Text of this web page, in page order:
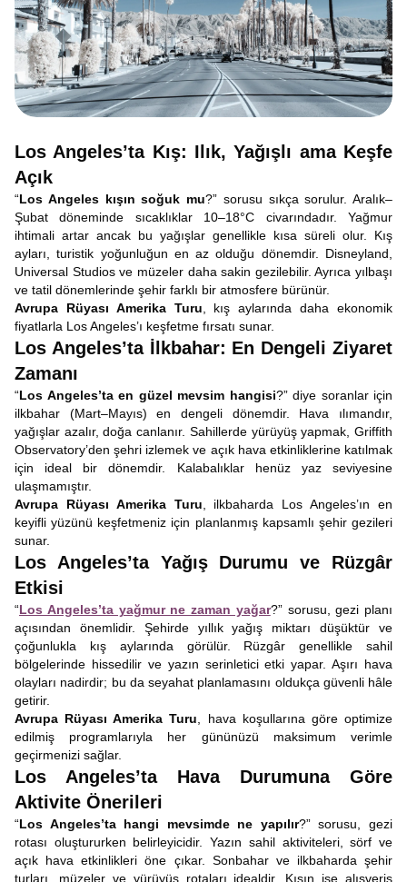
Los Angeles’ta Kış: Ilık, Yağışlı ama Keşfe
Açık
“Los Angeles kışın soğuk mu?” sorusu sıkça sorulur. Aralık–
Şubat döneminde sıcaklıklar 10–18°C civarındadır. Yağmur
ihtimali artar ancak bu yağışlar genellikle kısa süreli olur. Kış
ayları, turistik yoğunluğun en az olduğu dönemdir. Disneyland,
Universal Studios ve müzeler daha sakin gezilebilir. Ayrıca yılbaşı
ve tatil dönemlerinde şehir farklı bir atmosfere bürünür.
Avrupa Rüyası Amerika Turu , kış aylarında daha ekonomik
fiyatlarla Los Angeles’ı keşfetme fırsatı sunar.
Los Angeles’ta İlkbahar: En Dengeli Ziyaret
Zamanı
“Los Angeles’ta en güzel mevsim hangisi?” diye soranlar için
ilkbahar (Mart–Mayıs) en dengeli dönemdir. Hava ılımandır,
yağışlar azalır, doğa canlanır. Sahillerde yürüyüş yapmak, Griffith
Observatory’den şehri izlemek ve açık hava etkinliklerine katılmak
için ideal bir dönemdir. Kalabalıklar henüz yaz seviyesine
ulaşmamıştır.
Avrupa Rüyası Amerika Turu , ilkbaharda Los Angeles’ın en
keyifli yüzünü keşfetmeniz için planlanmış kapsamlı şehir gezileri
sunar.
Los Angeles’ta Yağış Durumu ve Rüzgâr
Etkisi
“Los Angeles’ta yağmur ne zaman yağar?” sorusu, gezi planı
açısından önemlidir. Şehirde yıllık yağış miktarı düşüktür ve
çoğunlukla kış aylarında görülür. Rüzgâr genellikle sahil
bölgelerinde hissedilir ve yazın serinletici etki yapar. Aşırı hava
olayları nadirdir; bu da seyahat planlamasını oldukça güvenli hâle
getirir.
Avrupa Rüyası Amerika Turu , hava koşullarına göre optimize
edilmiş programlarıyla her gününüzü maksimum verimle
geçirmenizi sağlar.
Los Angeles’ta Hava Durumuna Göre
Aktivite Önerileri
“Los Angeles’ta hangi mevsimde ne yapılır?” sorusu, gezi
rotası oluştururken belirleyicidir. Yazın sahil aktiviteleri, sörf ve
açık hava etkinlikleri öne çıkar. Sonbahar ve ilkbaharda şehir
turları, müzeler ve yürüyüş rotaları idealdir. Kışın ise alışveriş